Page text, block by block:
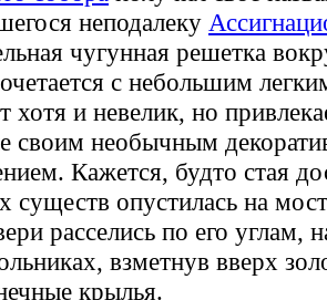
неподалеку
чугунная решетка
с небольшим
хотя и невелик, но
своим необычным
Кажется, будто стая
существ опустилась на
расселись по его углам,
взметнув вверх
крылья.